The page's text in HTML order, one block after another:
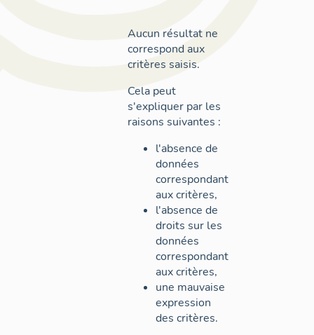
Aucun résultat ne
correspond aux
critères saisis.
Cela peut
s'expliquer par les
raisons suivantes :
l'absence de
données
correspondant
aux critères,
l'absence de
droits sur les
données
correspondant
aux critères,
une mauvaise
expression
des critères.